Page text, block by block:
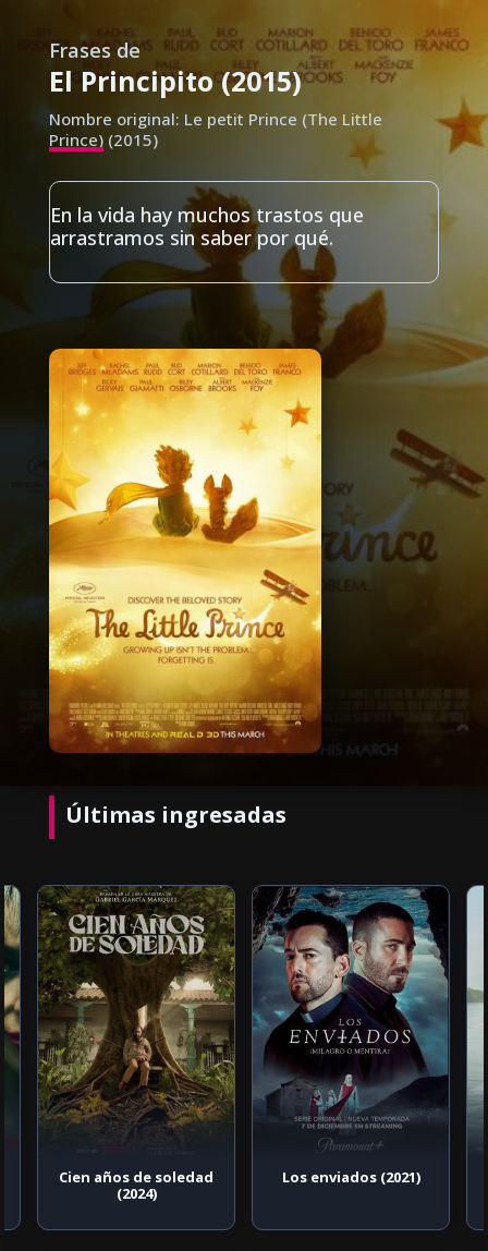
Frases de
El Principito (2015)
Nombre original: Le petit Prince (The Little
Prince) (2015)
En la vida hay muchos trastos que
arrastramos sin saber por qué.
Últimas ingresadas
Cien años de soledad
(2024)
Los enviados (2021)